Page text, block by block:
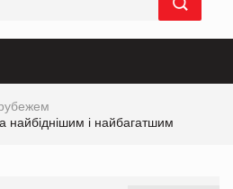
найбіднішим і найбагатшим